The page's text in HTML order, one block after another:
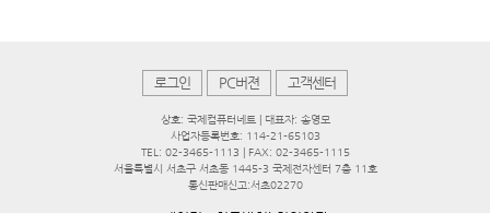
로그인 PC버젼 고객센터
상호: 국제컴퓨터네트 | 대표자: 송영모
사업자등록번호: 114-21-65103
TEL: 02-3465-1113 | FAX: 02-3465-1115
서울특별시 서초구 서초동 1445-3 국제전자센터 7층 11호
통신판매신고:서초02270